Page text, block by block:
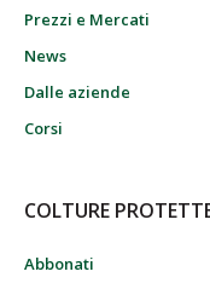
Prezzi e Mercati
News
Dalle aziende
Corsi
COLTURE
Abbonati